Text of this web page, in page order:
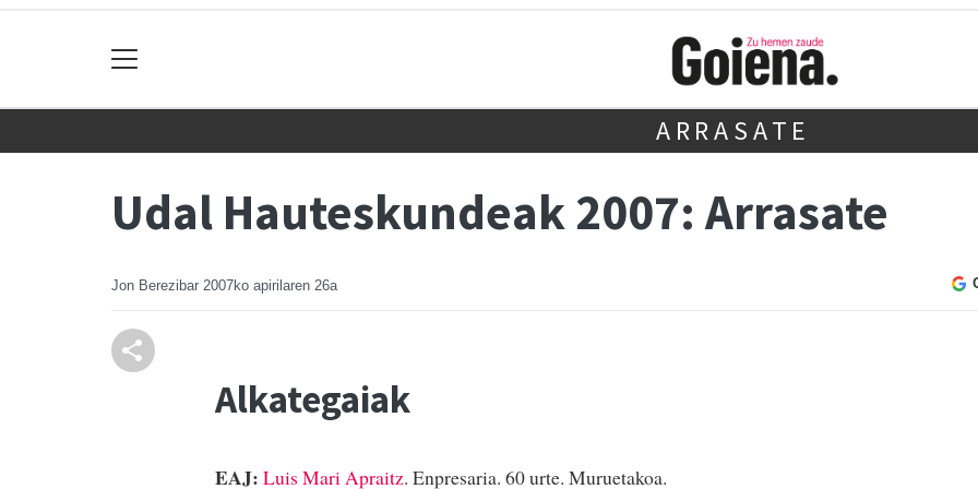
ARRASATE
Udal Hauteskundeak 2007: Arrasate
Jon Berezibar 2007ko apirilaren 26a
Alkategaiak
EAJ: Luis Mari Apraitz. Enpresaria. 60 urte. Muruetakoa.